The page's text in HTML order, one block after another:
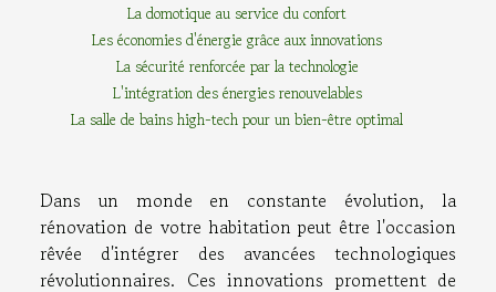
La domotique au service du confort
Les économies d'énergie grâce aux innovations
La sécurité renforcée par la technologie
L'intégration des énergies renouvelables
La salle de bains high-tech pour un bien-être optimal
Dans un monde en constante évolution, la
rénovation de votre habitation peut être l'occasion
rêvée d'intégrer des avancées technologiques
révolutionnaires. Ces innovations promettent de